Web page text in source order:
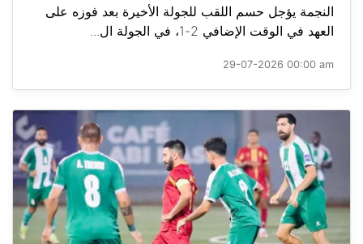
النجمة يؤجل حسم اللقب للجولة الأخيرة بعد فوزه على
العهد في الوقت الإضافي 2-1، في الجولة ال...
29-07-2026 00:00 am